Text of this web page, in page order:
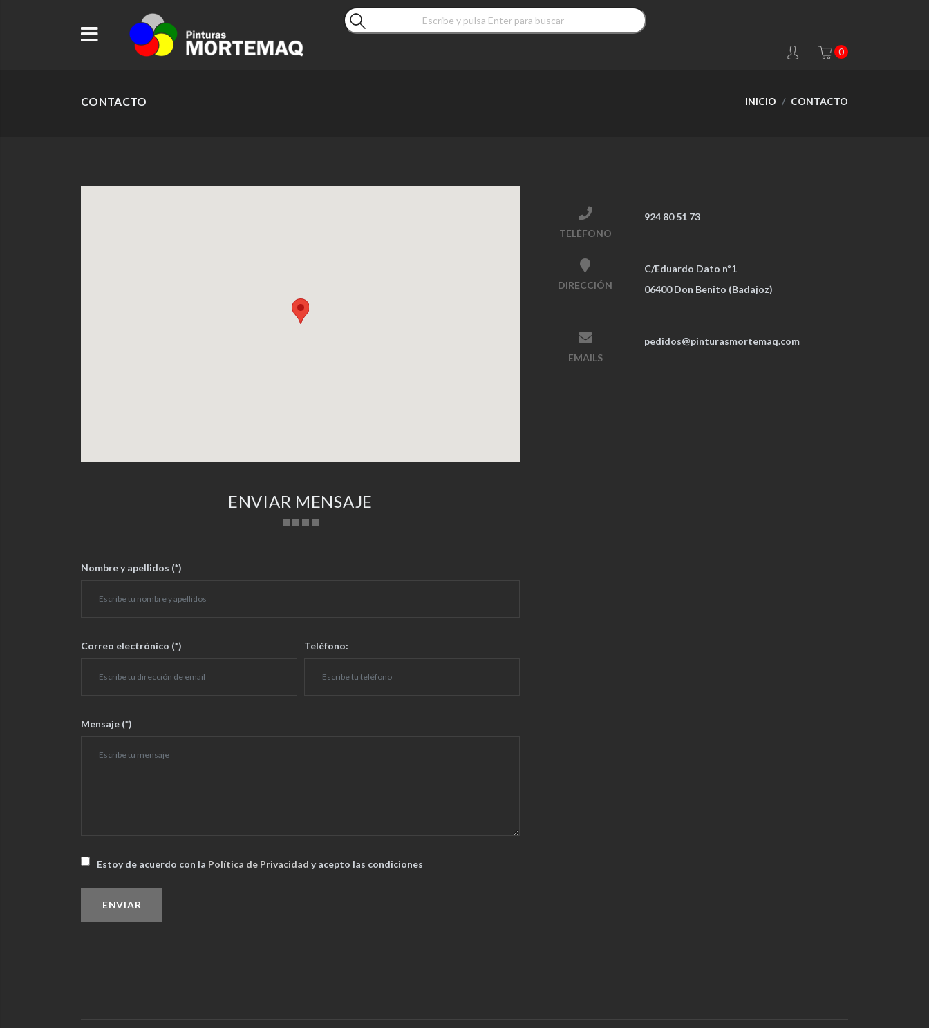
0
CONTACTO INICIO CONTACTO
ENVIAR MENSAJE
Nombre y apellidos (*)
Correo electrónico (*) Teléfono:
Mensaje (*)
Estoy de acuerdo con la Política de Privacidad y acepto las condiciones
ENVIAR
TELÉFONO
924 80 51 73
DIRECCIÓN
C/Eduardo Dato nº1
06400 Don Benito (Badajoz)
EMAILS
pedidos@pinturasmortemaq.com